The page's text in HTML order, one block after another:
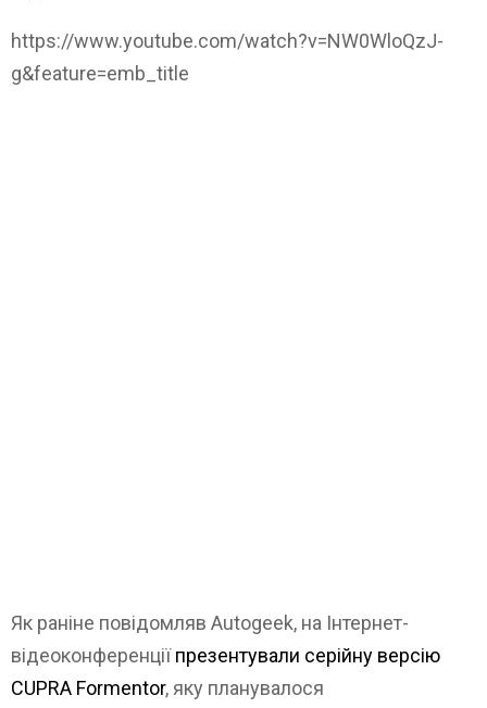
https://www.youtube.com/watch?v=NW0WloQzJ-
g&feature=emb_title
Як раніне повідомляв Autogeek, на Інтернет-
відеоконференціїпрезентували серійну версію
CUPRA Formentor, яку планувалося